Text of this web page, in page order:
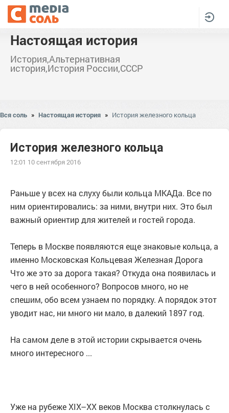
Настоящая история
История,Альтернативная
история,История России,СССР
Вся соль » Настоящая история » История железного кольца
История железного кольца
12:01 10 сентября 2016
Раньше у всех на слуху были кольца МКАДа. Все по
ним ориентировались: за ними, внутри них. Это был
важный ориентир для жителей и гостей города.
Теперь в Москве появляются еще знаковые кольца, а
именно Московская Кольцевая Железная Дорога
Что же это за дорога такая? Откуда она появилась и
чего в ней особенного? Вопросов много, но не
спешим, обо всем узнаем по порядку. А порядок этот
уводит нас, ни много ни мало, в далекий 1897 год.
На самом деле в этой истории скрывается очень
много интересного ...
Уже на рубеже XIX–XX веков Москва столкнулась с